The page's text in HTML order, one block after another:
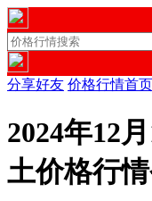
分享好友 价格行情首页
2024年12
土价格行